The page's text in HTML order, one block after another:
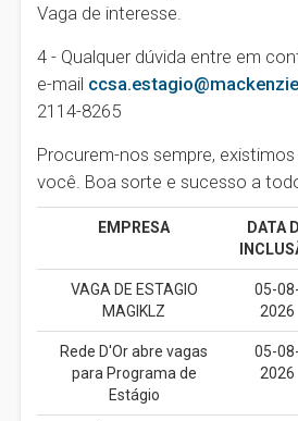
Vaga de interesse.
4 - Qualquer dúvida entre em
e-mail
2114-8265
Procurem-nos sempre,
você. Boa sorte e sucesso a
EMPRESA
DATA
VAGA DE ESTAGIO
MAGIKLZ
05-08-
2026
Rede D'Or abre vagas
para Programa de
Estágio
05-08-
2026